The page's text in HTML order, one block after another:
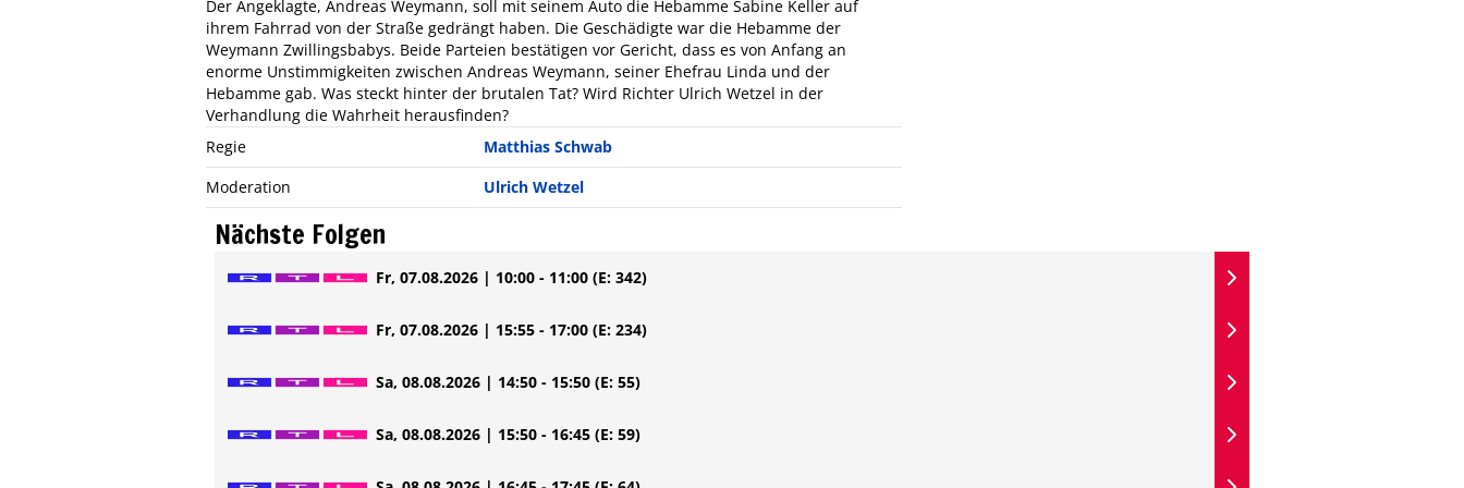
Der Angeklagte, Andreas Weymann, soll mit seinem Auto die Hebamme Sabine Keller auf
ihrem Fahrrad von der Straße gedrängt haben. Die Geschädigte war die Hebamme der
Weymann Zwillingsbabys. Beide Parteien bestätigen vor Gericht, dass es von Anfang an
enorme Unstimmigkeiten zwischen Andreas Weymann, seiner Ehefrau Linda und der
Hebamme gab. Was steckt hinter der brutalen Tat? Wird Richter Ulrich Wetzel in der
Verhandlung die Wahrheit herausfinden?
Regie
Matthias Schwab
Moderation
Ulrich Wetzel
Nächste Folgen
Fr, 07.08.2026 | 10:00 - 11:00 (E: 342)
Fr, 07.08.2026 | 15:55 - 17:00 (E: 234)
Sa, 08.08.2026 | 14:50 - 15:50 (E: 55)
Sa, 08.08.2026 | 15:50 - 16:45 (E: 59)